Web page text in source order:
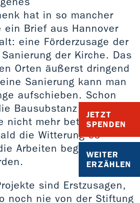
JETZT
SPENDEN
WEITER
ERZÄHLEN
hat in so mancher
ein Brief aus Hannover
eine Förderzusage der
der Kirche. Das
Orten äußerst dringend
Sanierung kann man
aufschieben. Schon
Bausubstanz in Gefahr
nicht mehr betreten
die Witterung es
Arbeiten beginnen oder
sind Erstzusagen,
noch nie von der Stiftung